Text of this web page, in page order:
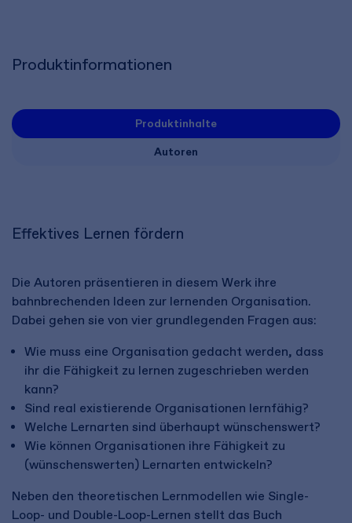
Produktinformationen
Produktinhalte
Autoren
Effektives Lernen fördern
Die Autoren präsentieren in diesem Werk ihre
bahnbrechenden Ideen zur lernenden Organisation.
Dabei gehen sie von vier grundlegenden Fragen aus:
Wie muss eine Organisation gedacht werden, dass
ihr die Fähigkeit zu lernen zugeschrieben werden
kann?
Sind real existierende Organisationen lernfähig?
Welche Lernarten sind überhaupt wünschenswert?
Wie können Organisationen ihre Fähigkeit zu
(wünschenswerten) Lernarten entwickeln?
Neben den theoretischen Lernmodellen wie Single-
Loop- und Double-Loop-Lernen stellt das Buch